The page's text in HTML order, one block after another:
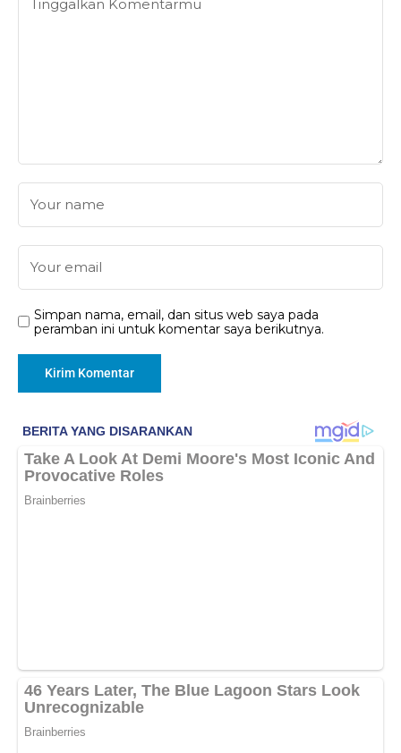
Simpan nama, email, dan situs web saya pada
peramban ini untuk komentar saya berikutnya.